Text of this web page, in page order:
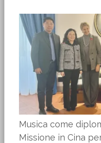
Musica come
Missione in Cina